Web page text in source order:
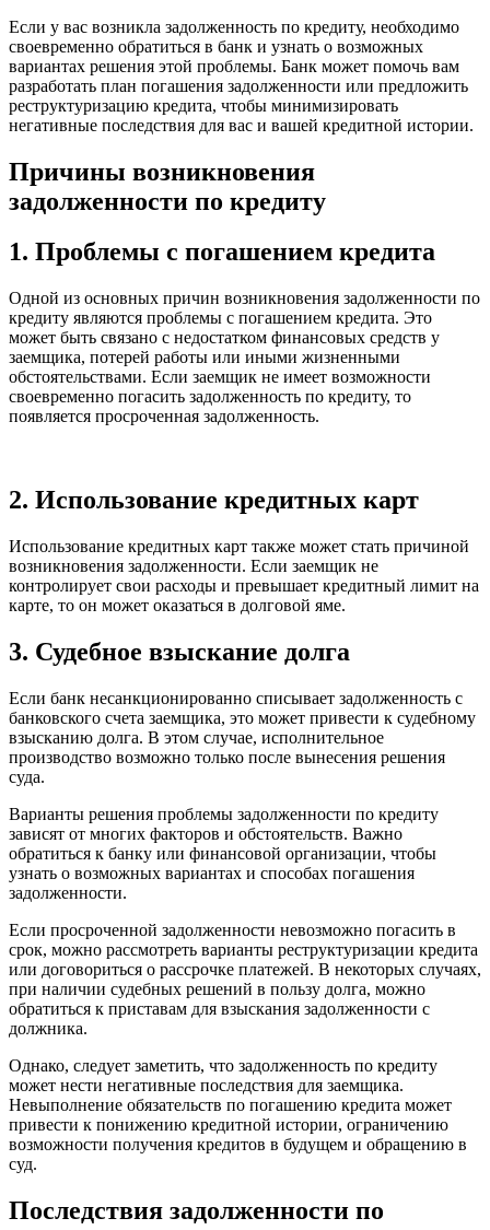
Если у вас возникла задолженность по кредиту, необходимо
своевременно обратиться в банк и узнать о возможных
вариантах решения этой проблемы. Банк может помочь вам
разработать план погашения задолженности или предложить
реструктуризацию кредита, чтобы минимизировать
негативные последствия для вас и вашей кредитной истории.
Причины возникновения
задолженности по кредиту
1. Проблемы с погашением кредита
Одной из основных причин возникновения задолженности по
кредиту являются проблемы с погашением кредита. Это
может быть связано с недостатком финансовых средств у
заемщика, потерей работы или иными жизненными
обстоятельствами. Если заемщик не имеет возможности
своевременно погасить задолженность по кредиту, то
появляется просроченная задолженность.
2. Использование кредитных карт
Использование кредитных карт также может стать причиной
возникновения задолженности. Если заемщик не
контролирует свои расходы и превышает кредитный лимит на
карте, то он может оказаться в долговой яме.
3. Судебное взыскание долга
Если банк несанкционированно списывает задолженность с
банковского счета заемщика, это может привести к судебному
взысканию долга. В этом случае, исполнительное
производство возможно только после вынесения решения
суда.
Варианты решения проблемы задолженности по кредиту
зависят от многих факторов и обстоятельств. Важно
обратиться к банку или финансовой организации, чтобы
узнать о возможных вариантах и способах погашения
задолженности.
Если просроченной задолженности невозможно погасить в
срок, можно рассмотреть варианты реструктуризации кредита
или договориться о рассрочке платежей. В некоторых случаях,
при наличии судебных решений в пользу долга, можно
обратиться к приставам для взыскания задолженности с
должника.
Однако, следует заметить, что задолженность по кредиту
может нести негативные последствия для заемщика.
Невыполнение обязательств по погашению кредита может
привести к понижению кредитной истории, ограничению
возможности получения кредитов в будущем и обращению в
суд.
Последствия задолженности по